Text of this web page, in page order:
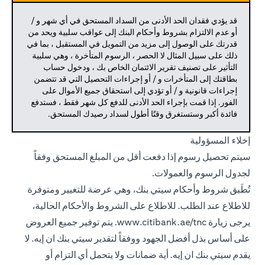
قد يؤدي فقدان الحد الأدنى من السداد المستحق في أي شهر و /
أو عدم الالتزام بشروط وأحكام البنك إلى عواقب سلبية ويحد من
قدرتك على الوصول إلى مزيد من التمويل في المستقبل ، بما في
ذلك على سبيل المثال لا الحصر ، الرسوم المتأخرة ، وهي سلبية
التأثير على تصنيف تقرير الائتمان الخاص بك ، ودخول حساب
بطاقتك إلى المتأخرات و / أو إجراءات التحصيل التي قد تتضمن
إجراءات قانونية و / أو تؤدي إلى استحقاق جميع الأموال على
الفور. إذا قمت بإجراء الحد الأدنى للدفع كل شهر فقط ، فستدفع
فائدة أكبر وستستغرق وقتًا أطول لسداد رصيدك المستحق.
إخلاء المسؤولية
سيتم تحصيل رسوم إذا دفعت أقل من المبلغ المستحق وفقاً
لجدول الرسوم والعمولات.
تُطَبق شروط وأحكام سيتي بنك، وهي عرضة للتغيير ومتوفرة
للاطلاع عند الطلب. للاطلاع على الشروط والأحكام الحالية،
يرجى زيارة www.citibank.ae/tnc. يتم توفير جميع العروض
على أساس بذل أفضل الجهود ووفقاً لتقدير سيتي بنك ان إيه. لا
يقدم سيتي بنك ان إيه. أية ضمانات ولا يتحمل أي التزام أو